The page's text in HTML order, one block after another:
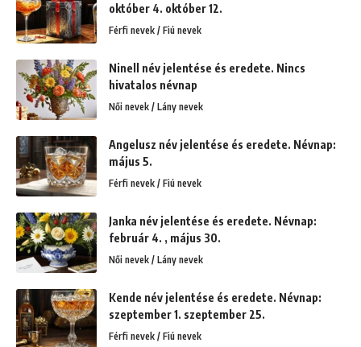
október 4. október 12.
Férfi nevek / Fiú nevek
Ninell név jelentése és eredete. Nincs
hivatalos névnap
Női nevek / Lány nevek
Angelusz név jelentése és eredete. Névnap:
május 5.
Férfi nevek / Fiú nevek
Janka név jelentése és eredete. Névnap:
február 4. , május 30.
Női nevek / Lány nevek
Kende név jelentése és eredete. Névnap:
szeptember 1. szeptember 25.
Férfi nevek / Fiú nevek